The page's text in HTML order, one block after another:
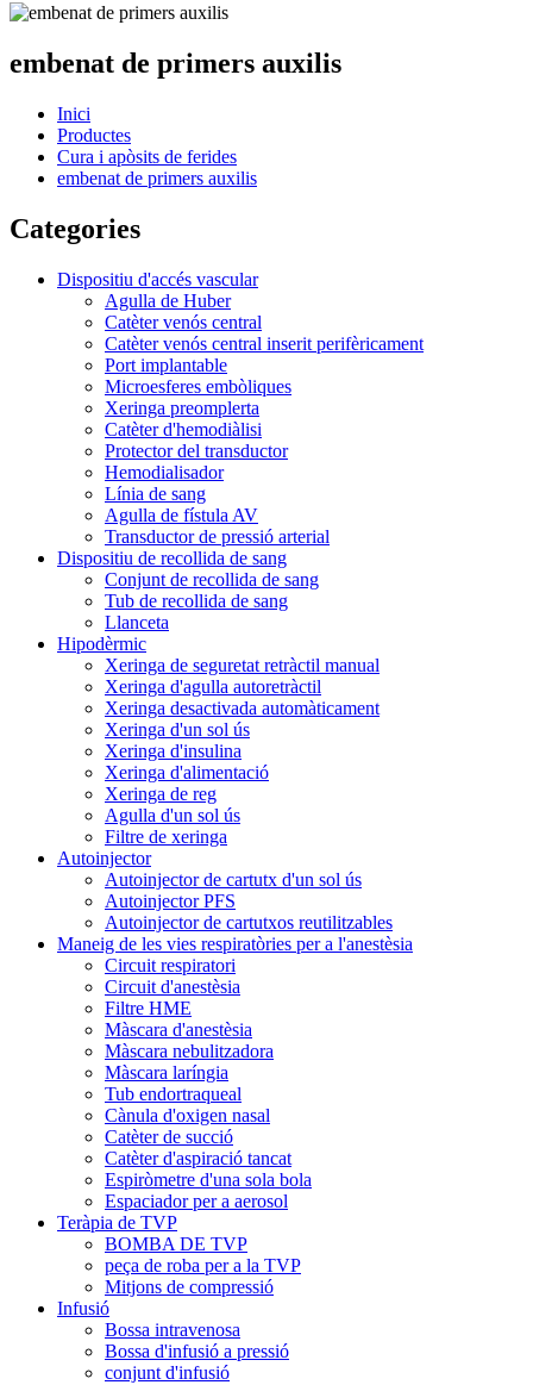
embenat de primers auxilis
Inici
Productes
Cura i apòsits de ferides
embenat de primers auxilis
Categories
Dispositiu d'accés vascular
Agulla de Huber
Catèter venós central
Catèter venós central inserit perifèricament
Port implantable
Microesferes embòliques
Xeringa preomplerta
Catèter d'hemodiàlisi
Protector del transductor
Hemodialisador
Línia de sang
Agulla de fístula AV
Transductor de pressió arterial
Dispositiu de recollida de sang
Conjunt de recollida de sang
Tub de recollida de sang
Llanceta
Hipodèrmic
Xeringa de seguretat retràctil manual
Xeringa d'agulla autoretràctil
Xeringa desactivada automàticament
Xeringa d'un sol ús
Xeringa d'insulina
Xeringa d'alimentació
Xeringa de reg
Agulla d'un sol ús
Filtre de xeringa
Autoinjector
Autoinjector de cartutx d'un sol ús
Autoinjector PFS
Autoinjector de cartutxos reutilitzables
Maneig de les vies respiratòries per a l'anestèsia
Circuit respiratori
Circuit d'anestèsia
Filtre HME
Màscara d'anestèsia
Màscara nebulitzadora
Màscara laríngia
Tub endortraqueal
Cànula d'oxigen nasal
Catèter de succió
Catèter d'aspiració tancat
Espiròmetre d'una sola bola
Espaciador per a aerosol
Teràpia de TVP
BOMBA DE TVP
peça de roba per a la TVP
Mitjons de compressió
Infusió
Bossa intravenosa
Bossa d'infusió a pressió
conjunt d'infusió